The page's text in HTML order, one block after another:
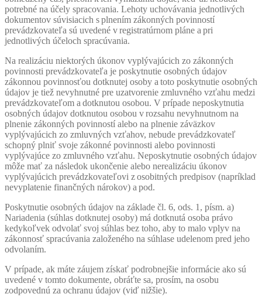
potrebné na účely spracovania. Lehoty uchovávania jednotlivých
dokumentov súvisiacich s plnením zákonných povinností
prevádzkovateľa sú uvedené v registratúrnom pláne a pri
jednotlivých účeloch spracúvania.
Na realizáciu niektorých úkonov vyplývajúcich zo zákonných
povinnosti prevádzkovateľa je poskytnutie osobných údajov
zákonnou povinnosťou dotknutej osoby a toto poskytnutie osobných
údajov je tiež nevyhnutné pre uzatvorenie zmluvného vzťahu medzi
prevádzkovateľom a dotknutou osobou. V prípade neposkytnutia
osobných údajov dotknutou osobou v rozsahu nevyhnutnom na
plnenie zákonných povinností alebo na plnenie záväzkov
vyplývajúcich zo zmluvných vzťahov, nebude prevádzkovateľ
schopný plniť svoje zákonné povinnosti alebo povinnosti
vyplývajúce zo zmluvného vzťahu. Neposkytnutie osobných údajov
môže mať za následok ukončenie alebo nerealizáciu úkonov
vyplývajúcich prevádzkovateľovi z osobitných predpisov (napríklad
nevyplatenie finančných nárokov) a pod.
Poskytnutie osobných údajov na základe čl. 6, ods. 1, písm. a)
Nariadenia (súhlas dotknutej osoby) má dotknutá osoba právo
kedykoľvek odvolať svoj súhlas bez toho, aby to malo vplyv na
zákonnosť spracúvania založeného na súhlase udelenom pred jeho
odvolaním.
V prípade, ak máte záujem získať podrobnejšie informácie ako sú
uvedené v tomto dokumente, obráťte sa, prosím, na osobu
zodpovednú za ochranu údajov (viď nižšie).